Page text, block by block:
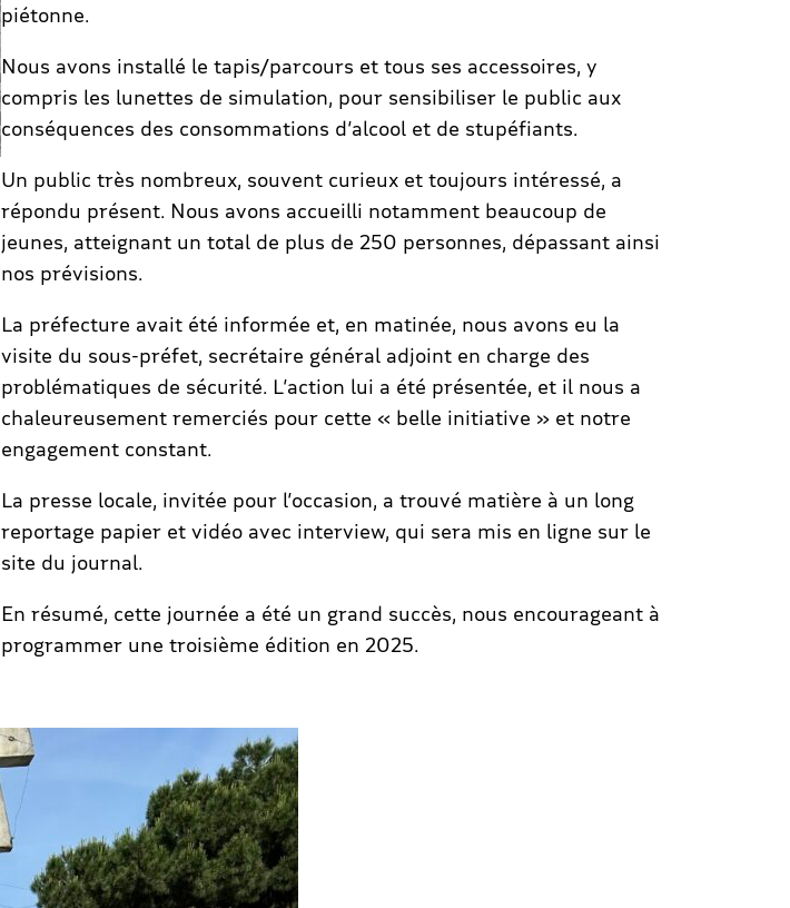
piétonne.
Nous avons installé le tapis/parcours et tous ses accessoires, y
compris les lunettes de simulation, pour sensibiliser le public aux
conséquences des consommations d’alcool et de stupéfiants.
Un public très nombreux, souvent curieux et toujours intéressé, a
répondu présent. Nous avons accueilli notamment beaucoup de
jeunes, atteignant un total de plus de 250 personnes, dépassant ainsi
nos prévisions.
La préfecture avait été informée et, en matinée, nous avons eu la
visite du sous-préfet, secrétaire général adjoint en charge des
problématiques de sécurité. L’action lui a été présentée, et il nous a
chaleureusement remerciés pour cette « belle initiative » et notre
engagement constant.
La presse locale, invitée pour l’occasion, a trouvé matière à un long
reportage papier et vidéo avec interview, qui sera mis en ligne sur le
site du journal.
En résumé, cette journée a été un grand succès, nous encourageant à
programmer une troisième édition en 2025.